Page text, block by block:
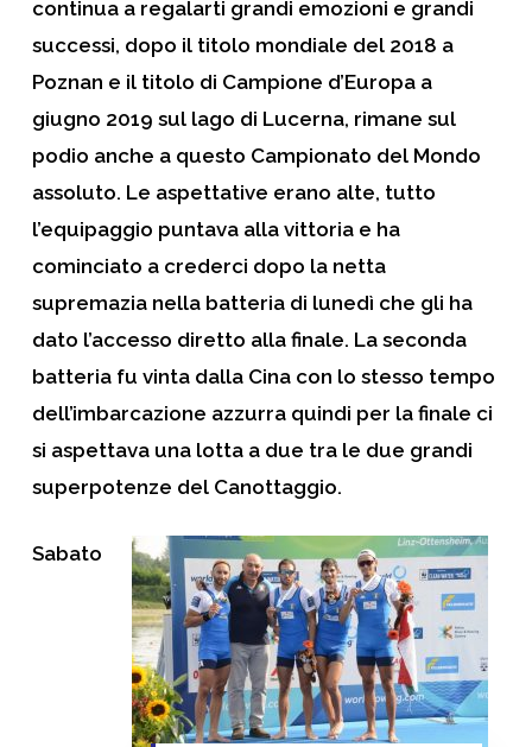
continua a regalarti grandi emozioni e grandi
successi, dopo il titolo mondiale del 2018 a
Poznan e il titolo di Campione d’Europaa
giugno 2019 sul lago di Lucerna, rimane sul
podio anche a questo Campionato del Mondo
assoluto. Le aspettative erano alte, tutto
l’equipaggio puntava alla vittoria e ha
cominciato a crederci dopo la netta
supremazia nella batteria di lunedì che gli ha
dato l’accesso diretto alla finale. La seconda
batteria fu vinta dalla Cina con lo stesso tempo
dell’imbarcazione azzurra quindi per la finale ci
si aspettava una lotta a due tra le due grandi
superpotenze del Canottaggio.
Sabato